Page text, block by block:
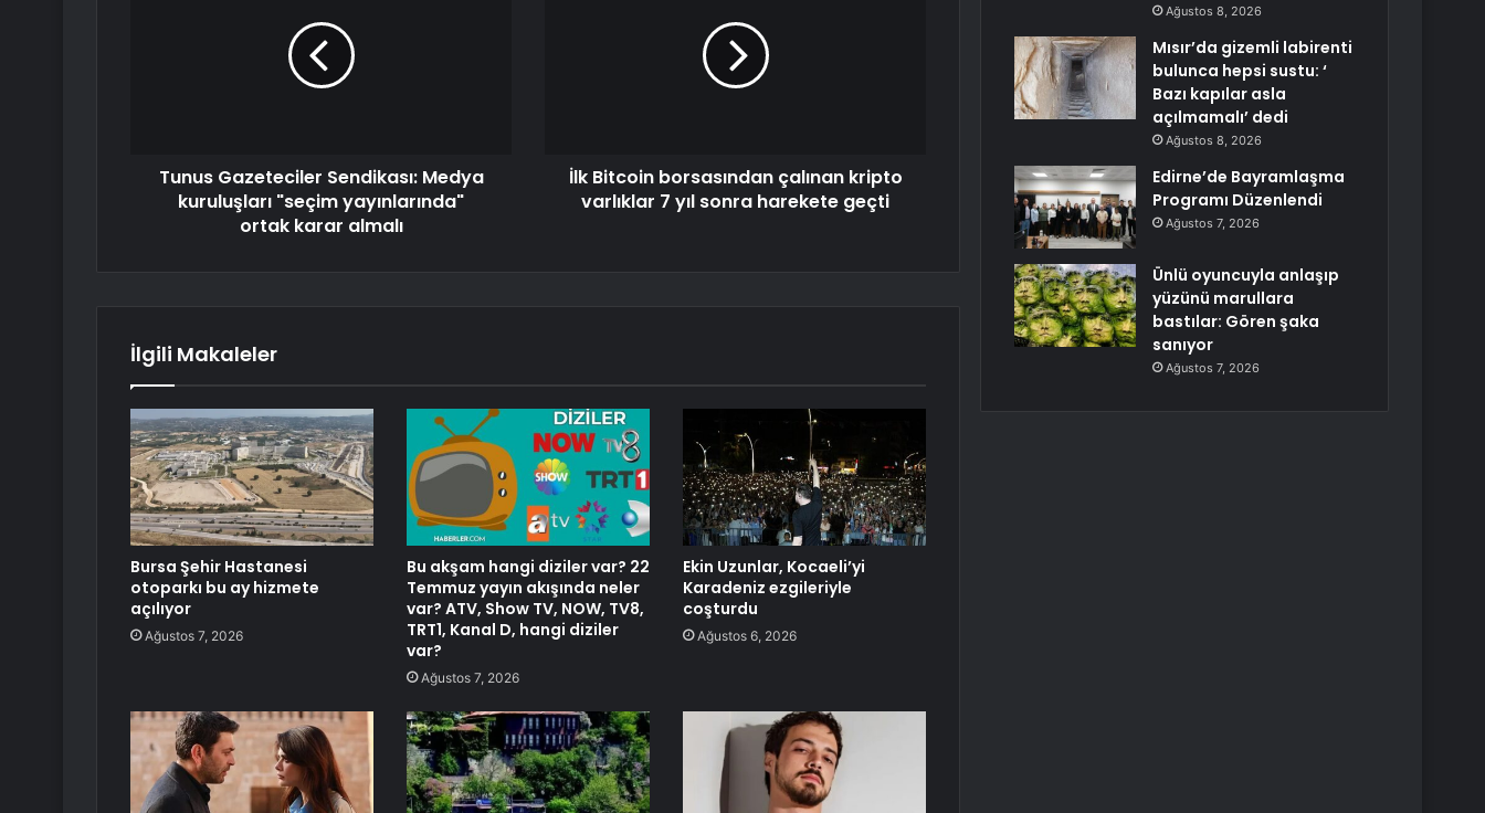
Tunus Gazeteciler Sendikası: Medya
kuruluşları "seçim yayınlarında"
ortak karar almalı
İlk Bitcoin borsasından çalınan kripto
varlıklar 7 yıl sonra harekete geçti
İlgili Makaleler
Bursa Şehir Hastanesi
otoparkı bu ay hizmete
açılıyor
Ağustos 7, 2026
Bu akşam hangi diziler var? 22
Temmuz yayın akışında neler
var? ATV, Show TV, NOW, TV8,
TRT1, Kanal D, hangi diziler
var?
Ağustos 7, 2026
Ekin Uzunlar, Kocaeli’yi
Karadeniz ezgileriyle
coşturdu
Ağustos 6, 2026
Ağustos 8, 2026
Mısır’da gizemli labirenti
bulunca hepsi sustu: ‘
Bazı kapılar asla
açılmamalı’ dedi
Ağustos 8, 2026
Edirne’de Bayramlaşma
Programı Düzenlendi
Ağustos 7, 2026
Ünlü oyuncuyla anlaşıp
yüzünü marullara
bastılar: Gören şaka
sanıyor
Ağustos 7, 2026